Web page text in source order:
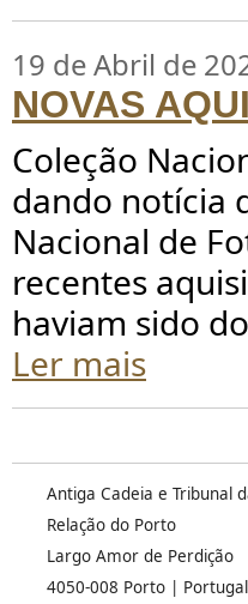
19 de Abril de
NOVAS
Coleção
dando notícia
Nacional de
recentes
haviam sido
Ler mais
Antiga Cadeia e Tribunal
Relação do Porto
Largo Amor de Perdição
4050-008 Porto | Portugal